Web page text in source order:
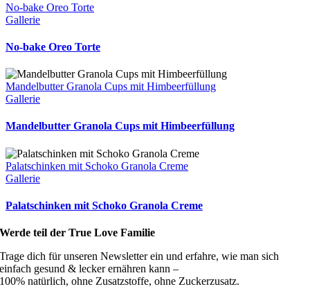
No-bake Oreo Torte
Gallerie
No-bake Oreo Torte
Mandelbutter Granola Cups mit Himbeerfüllung
Gallerie
Mandelbutter Granola Cups mit Himbeerfüllung
Palatschinken mit Schoko Granola Creme
Gallerie
Palatschinken mit Schoko Granola Creme
Werde teil der True Love Familie
Trage dich für unseren Newsletter ein und erfahre, wie man sich
einfach gesund & lecker ernähren kann –
100% natürlich, ohne Zusatzstoffe, ohne Zuckerzusatz.